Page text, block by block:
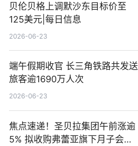
贝伦贝格上调默沙东目标价至
125美元|每日信息
2026-06-23
端午假期收官 长三角铁路共发送
旅客逾1690万人次
2026-06-23
焦点速递！圣贝拉集团午前涨逾
5% 拟收购弗蕾亚旗下月子会所